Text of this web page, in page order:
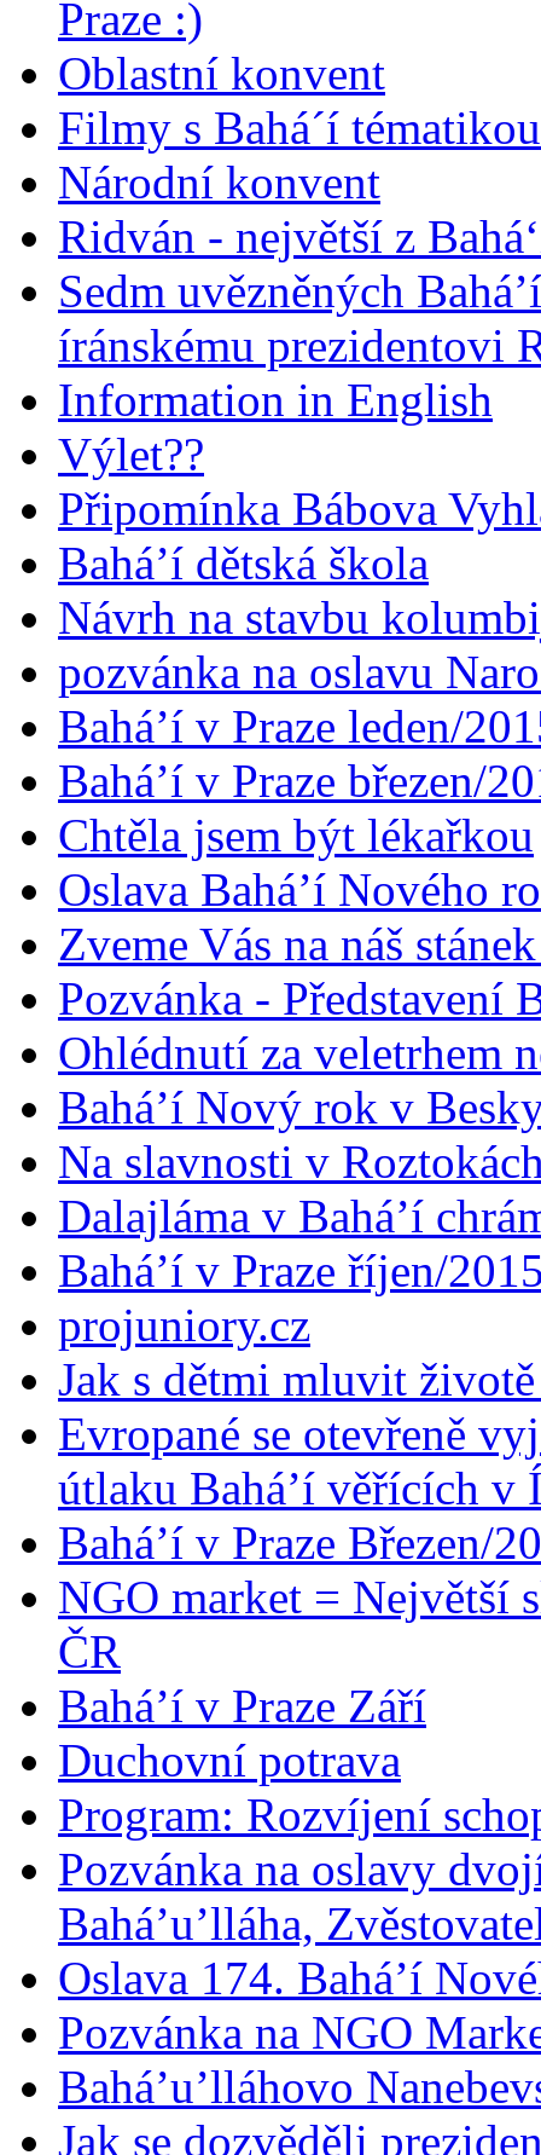
Praze :)
Oblastní konvent
Filmy s Bahá´í
Národní konvent
Ridván - největší z
Sedm uvězněných
íránskému prezidentovi
Information in English
Výlet??
Připomínka Bábova
Bahá’í dětská škola
Návrh na stavbu
pozvánka na oslavu
Bahá’í v Praze leden/
Bahá’í v Praze březen/
Chtěla jsem být lékařkou
Oslava Bahá’í Nového
Zveme Vás na náš
Pozvánka - Představení
Ohlédnutí za veletrhem
Bahá’í Nový rok v
Na slavnosti v
Dalajláma v Bahá’í
Bahá’í v Praze říjen/
projuniory.cz
Jak s dětmi mluvit
Evropané se otevřeně
útlaku Bahá’í věřících v
Bahá’í v Praze Březen/
NGO market = Největší
ČR
Bahá’í v Praze Září
Duchovní potrava
Program: Rozvíjení
Pozvánka na oslavy
Bahá’u’lláha,
Oslava 174. Bahá’í
Pozvánka na NGO
Bahá’u’lláhovo
Jak se dozvěděli